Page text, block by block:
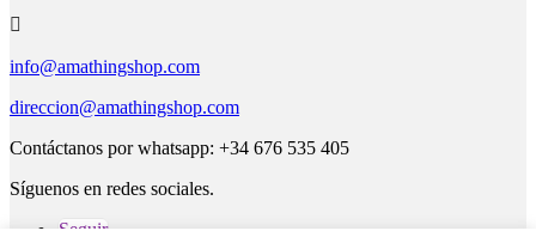

info@amathingshop.com
direccion@amathingshop.com
Contáctanos por whatsapp: +34 676 535 405
Síguenos en redes sociales.
Seguir